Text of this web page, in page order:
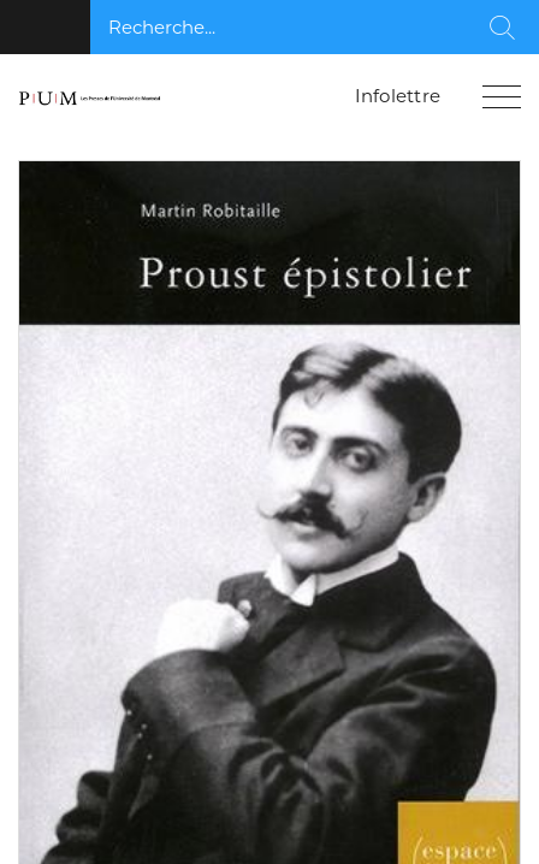
Recherche...
Infolettre